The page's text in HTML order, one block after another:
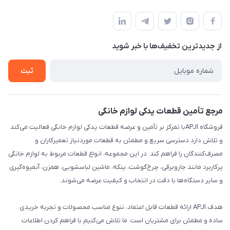
لیست محصولات
درباره ما
قوانین و مقررات
حریم خصوصی
راهنما
از جدید‌ترین تخفیف‌ها با‌ خبر شوید
ثبت
مرجع تأمین قطعات یدکی لوازم خانگی
فروشگاه APJIبا تمرکز بر تأمین و عرضه قطعات یدکی لوازم خانگی فعالیت می‌کند
و تلاش دارد دسترسی سریع و مطمئن به قطعات موردنیاز تعمیرکاران و
مصرف‌کنندگان را فراهم کند. در این مجموعه، انواع قطعات مربوط به لوازم خانگی
پرکاربرد مانند جاروبرقی، چرخ‌گوشت، پنکه، ماشین لباسشویی، همزن، آبمیوه‌گیری
و سایر دستگاه‌ها با دقت در انتخاب و کیفیت عرضه می‌شوند.
هدف APJI ارائه قطعات قابل اعتماد، تنوع مناسب محصولات و تجربه خریدی
ساده و مطمئن برای مشتریان است. ما تلاش می‌کنیم با فراهم کردن اطلاعات